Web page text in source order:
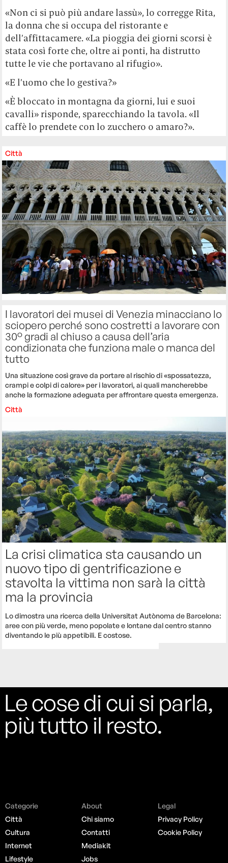
«Non ci si può più andare lassù», lo corregge Rita,
la donna che si occupa del ristorante e
dell’affittacamere. «La pioggia dei giorni scorsi è
stata così forte che, oltre ai ponti, ha distrutto
tutte le vie che portavano al rifugio».
«E l’uomo che lo gestiva?»
«È bloccato in montagna da giorni, lui e suoi
cavalli» risponde, sparecchiando la tavola. «Il
caffè lo prendete con lo zucchero o amaro?».
Città
I lavoratori dei musei di Venezia minacciano lo
sciopero perché sono costretti a lavorare con
30° gradi al chiuso a causa dell’aria
condizionata che funziona male o manca del
tutto
Una situazione così grave da portare al rischio di «spossatezza,
crampi e colpi di calore» per i lavoratori, ai quali mancherebbe
anche la formazione adeguata per affrontare questa emergenza.
Città
La crisi climatica sta causando un
nuovo tipo di gentrificazione e
stavolta la vittima non sarà la città
ma la provincia
Lo dimostra una ricerca della Universitat Autònoma de Barcelona:
aree con più verde, meno popolate e lontane dal centro stanno
diventando le più appetibili. E costose.
Le cose di cui si parla,
più tutto il resto.
Categorie
Città
Cultura
Internet
Lifestyle
About
Chi siamo
Contatti
Mediakit
Jobs
Legal
Privacy Policy
Cookie Policy